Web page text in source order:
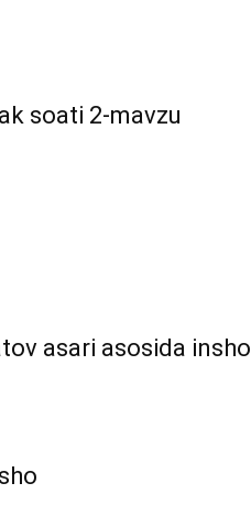
soati 2-mavzu
asari asosida insho